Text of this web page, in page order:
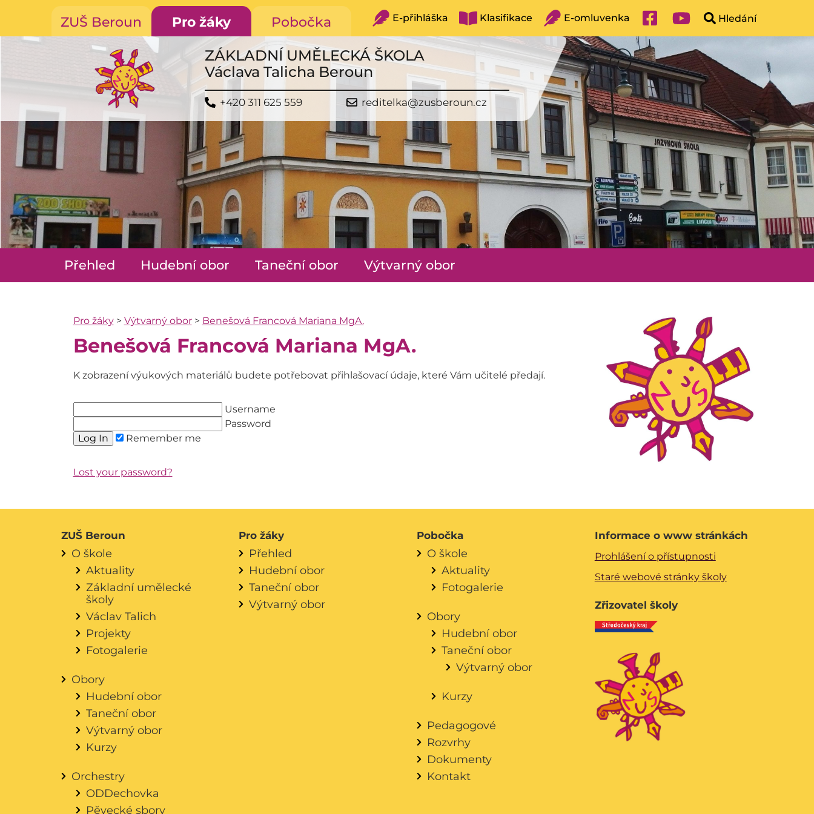
ZUŠ Beroun Pro žáky Pobočka E-přihláška Klasifikace E-omluvenka
ZÁKLADNÍ UMĚLECKÁ ŠKOLA
Václava Talicha Beroun
+420 311 625 559 reditelka@zusberoun.cz
Přehled Hudební obor Taneční obor Výtvarný obor
Pro žáky> Výtvarný obor> Benešová Francová Mariana MgA.
Benešová Francová Mariana MgA.
K zobrazení výukových materiálů budete potřebovat přihlašovací údaje, které Vám učitelé předají.
Username
Password
Remember me
Lost your password?
ZUŠ Beroun
O škole
Aktuality
Základní umělecké
školy
Václav Talich
Projekty
Fotogalerie
Obory
Hudební obor
Taneční obor
Výtvarný obor
Kurzy
Orchestry
ODDechovka
Pěvecké sbory
Pro žáky
Přehled
Hudební obor
Taneční obor
Výtvarný obor
Pobočka
O škole
Aktuality
Fotogalerie
Obory
Hudební obor
Taneční obor
Výtvarný obor
Kurzy
Pedagogové
Rozvrhy
Dokumenty
Kontakt
Informace o www stránkách
Prohlášení o přístupnosti
Staré webové stránky školy
Zřizovatel školy